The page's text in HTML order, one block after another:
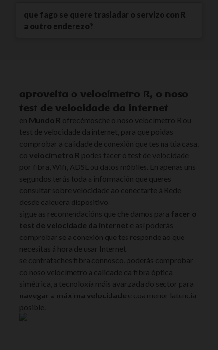
que fago se quere trasladar o servizo con R
a outro enderezo?
aproveita o velocímetro R, o noso
test de velocidade da internet
en Mundo R ofrecémosche o noso velocímetro R ou
test de velocidade da internet, para que poidas
comprobar a calidade de conexión que tes na túa casa.
co velocímetro R podes facer o test de velocidade
por fibra, Wifi, ADSL ou datos móbiles. En apenas uns
segundos terás toda a información que queres
consultar sobre velocidade ao conectarte á Rede
desde calquera dispositivo.
sigue as recomendacións que che damos para facer o
test de velocidade da internet e así poderás
comprobar se a conexión que tes responde ao que
necesitas á hora de usar Internet.
se contrataches fibra connosco, poderás comprobar
co noso velocímetro a calidade da fibra óptica
simétrica, a tecnoloxía máis avanzada do sector para
navegar a máxima velocidade e coa menor latencia
posible.